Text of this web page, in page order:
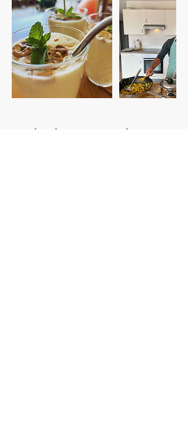
Umbuchung & Kündigung